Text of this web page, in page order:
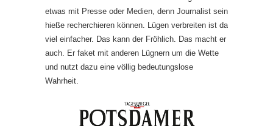
etwas mit Presse oder Medien, denn Journalist sein
hieße recherchieren können. Lügen verbreiten ist da
viel einfacher. Das kann der Fröhlich. Das macht er
auch. Er faket mit anderen Lügnern um die Wette
und nutzt dazu eine völlig bedeutungslose
Wahrheit.